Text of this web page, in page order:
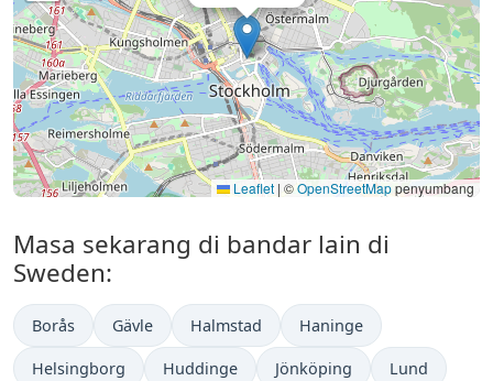
Leaflet | ©OpenStreetMappenyumbang
Masa sekarang di bandar lain di
Sweden:
Borås Gävle Halmstad Haninge
Helsingborg Huddinge Jönköping Lund